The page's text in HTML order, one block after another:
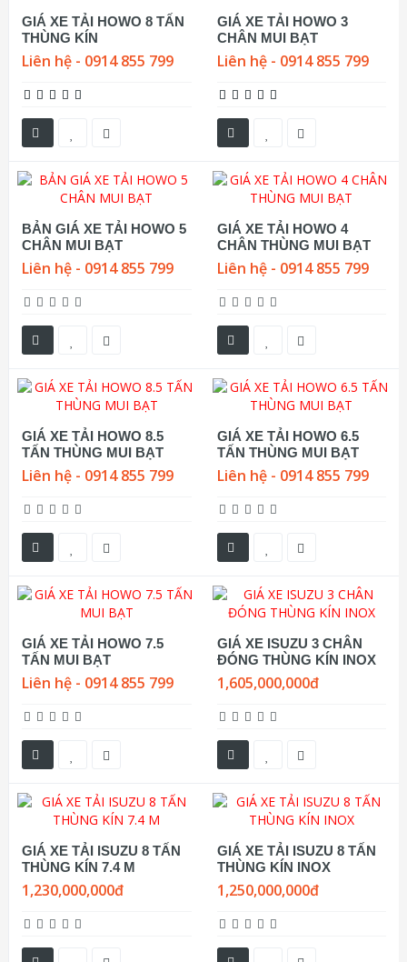
GIÁ XE TẢI HOWO 8 TẤN
THÙNG KÍN
Liên hệ - 0914 855 799
GIÁ XE TẢI HOWO 3
CHÂN MUI BẠT
Liên hệ - 0914 855 799
BẢN GIÁ XE TẢI HOWO 5
CHÂN MUI BẠT
Liên hệ - 0914 855 799
GIÁ XE TẢI HOWO 4
CHÂN THÙNG MUI BẠT
Liên hệ - 0914 855 799
GIÁ XE TẢI HOWO 8.5
TẤN THÙNG MUI BẠT
Liên hệ - 0914 855 799
GIÁ XE TẢI HOWO 6.5
TẤN THÙNG MUI BẠT
Liên hệ - 0914 855 799
GIÁ XE TẢI HOWO 7.5
TẤN MUI BẠT
Liên hệ - 0914 855 799
GIÁ XE ISUZU 3 CHÂN
ĐÓNG THÙNG KÍN INOX
1,605,000,000đ
GIÁ XE TẢI ISUZU 8 TẤN
THÙNG KÍN 7.4 M
1,230,000,000đ
GIÁ XE TẢI ISUZU 8 TẤN
THÙNG KÍN INOX
1,250,000,000đ